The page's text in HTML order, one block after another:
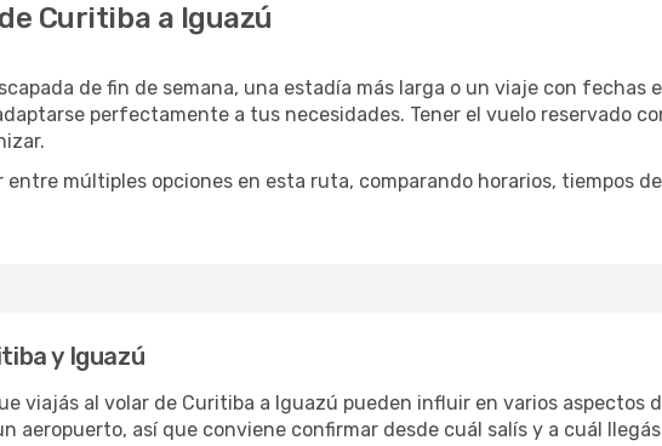
Curitiba a Iguazú
de fin de semana, una estadía más larga o un viaje con
perfectamente a tus necesidades. Tener el vuelo reservado
entre múltiples opciones en esta ruta, comparando horarios, tiempos
y Iguazú
viajás al volar de Curitiba a Iguazú pueden influir en varios aspectos
aeropuerto, así que conviene confirmar desde cuál salís y a cuál